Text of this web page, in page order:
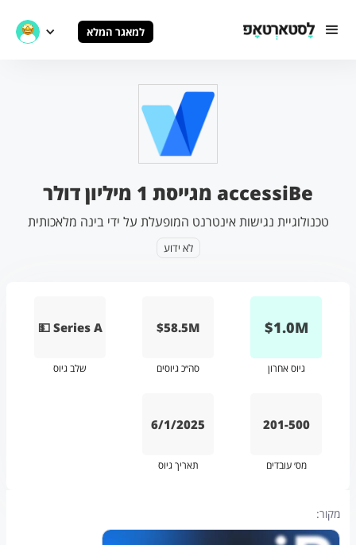
למאגר המלא
accessiBe מגייסת 1 מיליון דולר
טכנולוגיית נגישות אינטרנט המופעלת על ידי בינה מלאכותית
לא ידוע
M
1.0
$
גיוס אחרון
$58.5M
סה״כ גיוסים
💵 Series A
שלב גיוס
201-500
מס׳ עובדים
6/1/2025
תאריך גיוס
מקור: